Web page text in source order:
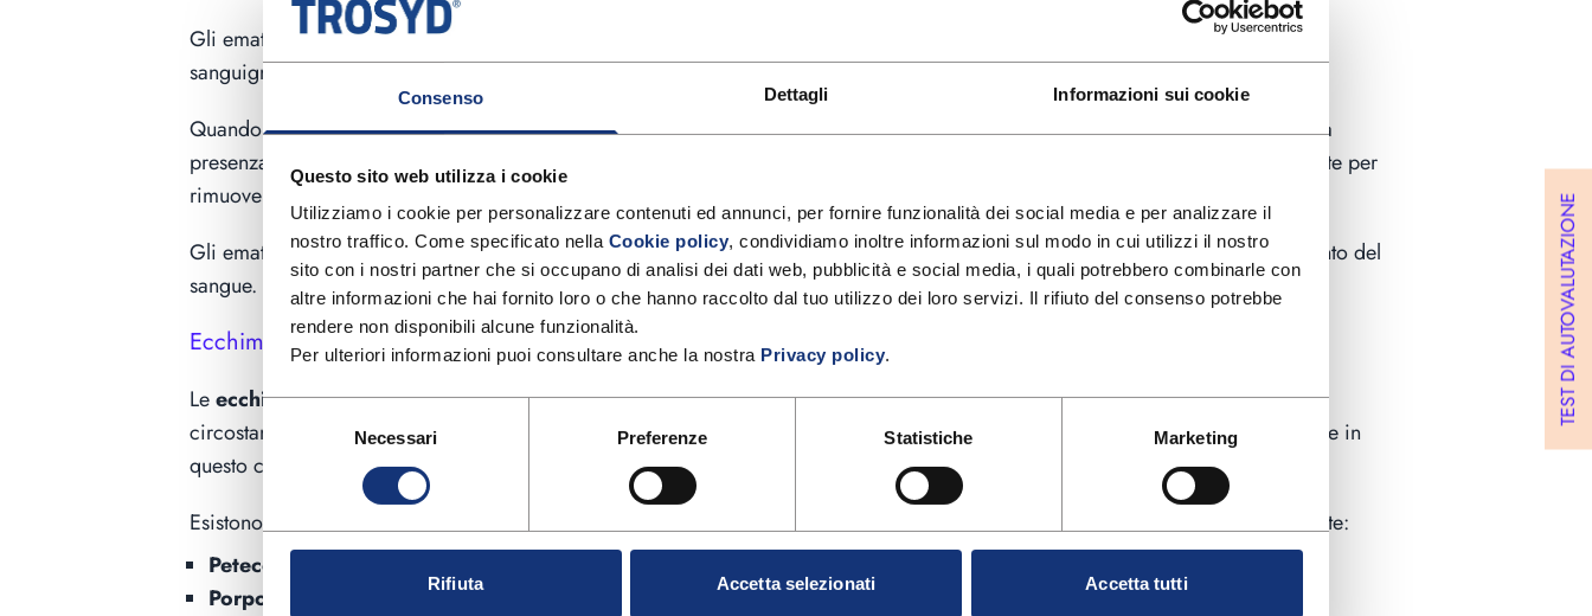
Consenso Dettagli Informazioni sui cookie
Questo sito web utilizza i cookie
Utilizziamo i cookie per personalizzare contenuti ed annunci, per fornire funzionalità dei social media e per analizzare il
nostro traffico. Come specificato nella Cookie policy, condividiamo inoltre informazioni sul modo in cui utilizzi il nostro
sito con i nostri partner che si occupano di analisi dei dati web, pubblicità e social media, i quali potrebbero combinarle con
altre informazioni che hai fornito loro o che hanno raccolto dal tuo utilizzo dei loro servizi. Il rifiuto del consenso potrebbe
rendere non disponibili alcune funzionalità.
Per ulteriori informazioni puoi consultare anche la nostra Privacy policy.
Selezione
del
consenso
Necessari Preferenze Statistiche Marketing
Rifiuta Accetta selezionati Accetta tutti
Gli ematomi possono verificarsi a tutte le età, ma
a causa della loro pelle più sottile e dei vasi
sanguigni più deboli, e nei bambini, altrettanto suscettibili ai traumi a causa delle loro attività ludiche.
Quando si verifica un trauma in zone critiche come la testa, il torace o l’addome, è fondamentale far controllare da un medico la
presenza di un ematoma e stabilire il trattamento adeguato. In alcuni casi, potrebbe essere necessario intervenire chirurgicamente per
rimuovere l’ematoma e riparare il vaso sanguigno danneggiato.
Gli ematomi di lieve entità possono essere curati con l’applicazione di ghiaccio e l’uso di rimedi topici per favorire l’assorbimento del
sangue.
Ecchimosi
Leecchimosi, comunemente note come lividi, si verificano quando il sangue fuoriesce dapiccoli vasi sanguigninei tessuti
circostanti, generalmente a causa di traumi di lieve entità. Le dimensioni di un’ecchimosi rientrano
tra 1 e 2 centimetri
, e anche in
questo caso la colorazione varia nel tempo, passando da rossastra a blu-viola e infine giallo-verde.
Esistono anche altre due categorie di sanguinamenti al di fuori dei vasi simili all’ecchimosi, ma con dimensioni ancora più ridotte:
Petecchie
Porpora
: macchiette con dimensioni comprese tra 3 millimetri e 1 centimetro, di colore violaceo.
TEST DI AUTOVALUTAZIONE